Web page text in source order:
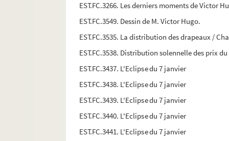
EST.FC.3266. Les derniers moments de Victor
EST.FC.3549. Dessin de M. Victor Hugo.
EST.FC.3535. La distribution des drapeaux /
EST.FC.3538. Distribution solennelle des prix
EST.FC.3437. L'Eclipse du 7 janvier
EST.FC.3438. L'Eclipse du 7 janvier
EST.FC.3439. L'Eclipse du 7 janvier
EST.FC.3440. L'Eclipse du 7 janvier
EST.FC.3441. L'Eclipse du 7 janvier